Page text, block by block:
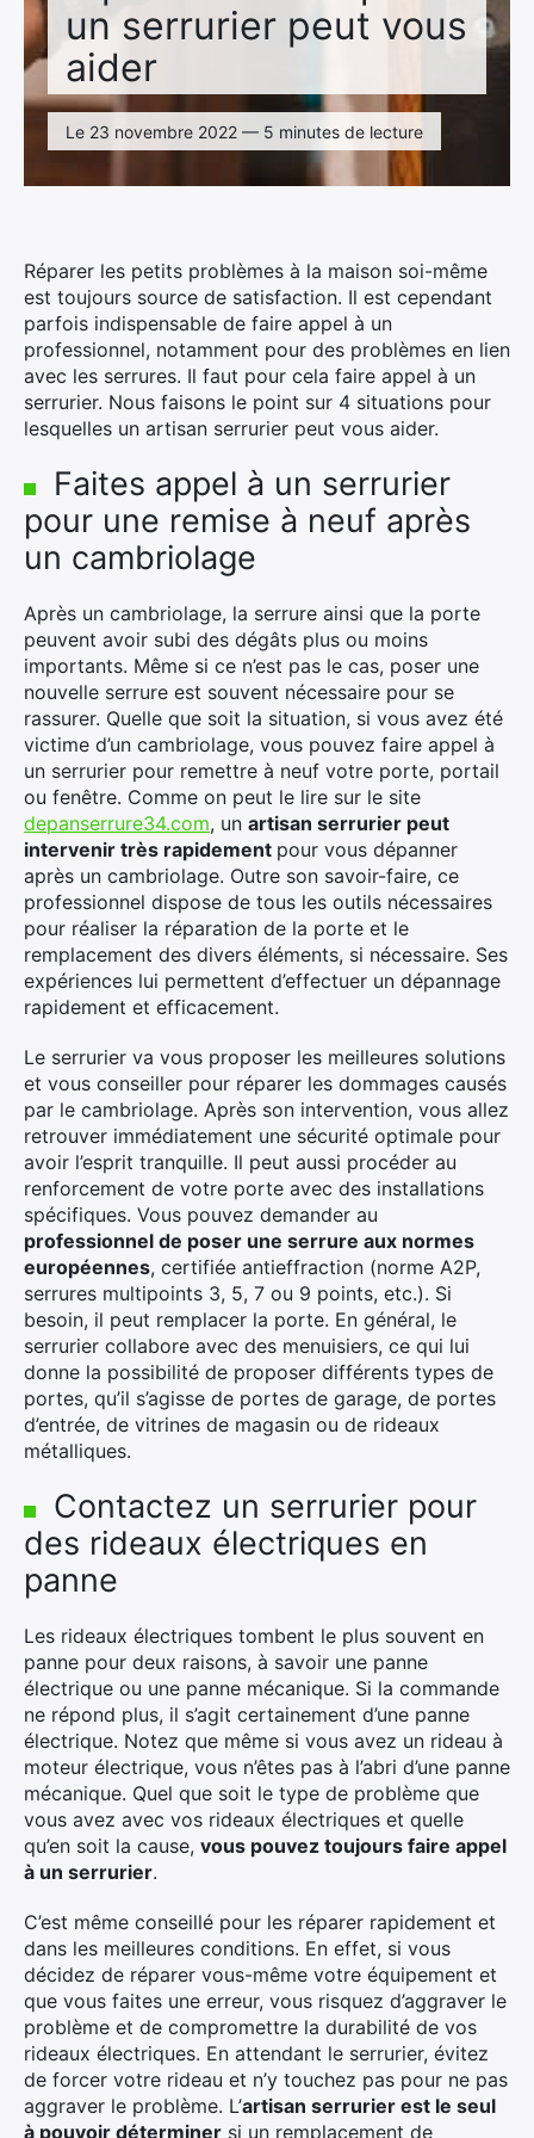
un serrurier peut vous
aider
Le 23 novembre 2022 — 5 minutes de lecture
Réparer les petits problèmes à la maison soi-même
est toujours source de satisfaction. Il est cependant
parfois indispensable de faire appel à un
professionnel, notamment pour des problèmes en lien
avec les serrures. Il faut pour cela faire appel à un
serrurier. Nous faisons le point sur 4 situations pour
lesquelles un artisan serrurier peut vous aider.
Faites appel à un serrurier
pour une remise à neuf après
un cambriolage
Après un cambriolage, la serrure ainsi que la porte
peuvent avoir subi des dégâts plus ou moins
importants. Même si ce n’est pas le cas, poser une
nouvelle serrure est souvent nécessaire pour se
rassurer. Quelle que soit la situation, si vous avez été
victime d’un cambriolage, vous pouvez faire appel à
un serrurier pour remettre à neuf votre porte, portail
ou fenêtre. Comme on peut le lire sur le site
depanserrure34.com, un artisan serrurier peut
intervenir très rapidement pour vous dépanner
après un cambriolage. Outre son savoir-faire, ce
professionnel dispose de tous les outils nécessaires
pour réaliser la réparation de la porte et le
remplacement des divers éléments, si nécessaire. Ses
expériences lui permettent d’effectuer un dépannage
rapidement et efficacement.
Le serrurier va vous proposer les meilleures solutions
et vous conseiller pour réparer les dommages causés
par le cambriolage. Après son intervention, vous allez
retrouver immédiatement une sécurité optimale pour
avoir l’esprit tranquille. Il peut aussi procéder au
renforcement de votre porte avec des installations
spécifiques. Vous pouvez demander au
professionnel de poser une serrure aux normes
européennes, certifiée antieffraction (norme A2P,
serrures multipoints 3, 5, 7 ou 9 points, etc.). Si
besoin, il peut remplacer la porte. En général, le
serrurier collabore avec des menuisiers, ce qui lui
donne la possibilité de proposer différents types de
portes, qu’il s’agisse de portes de garage, de portes
d’entrée, de vitrines de magasin ou de rideaux
métalliques.
Contactez un serrurier pour
des rideaux électriques en
panne
Les rideaux électriques tombent le plus souvent en
panne pour deux raisons, à savoir une panne
électrique ou une panne mécanique. Si la commande
ne répond plus, il s’agit certainement d’une panne
électrique. Notez que même si vous avez un rideau à
moteur électrique, vous n’êtes pas à l’abri d’une panne
mécanique. Quel que soit le type de problème que
vous avez avec vos rideaux électriques et quelle
qu’en soit la cause, vous pouvez toujours faire appel
à un serrurier.
C’est même conseillé pour les réparer rapidement et
dans les meilleures conditions. En effet, si vous
décidez de réparer vous-même votre équipement et
que vous faites une erreur, vous risquez d’aggraver le
problème et de compromettre la durabilité de vos
rideaux électriques. En attendant le serrurier, évitez
de forcer votre rideau et n’y touchez pas pour ne pas
aggraver le problème. L’artisan serrurier est le seul
à pouvoir déterminer si un remplacement de